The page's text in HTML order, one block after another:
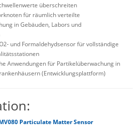
überschreiten
für räumlich verteilte
in Gebäuden, Labors und
und Formaldehydsensor für vollständige
Anwendungen für Partikelüberwachung in
(Entwicklungsplattform)
Particulate Matter Sensor